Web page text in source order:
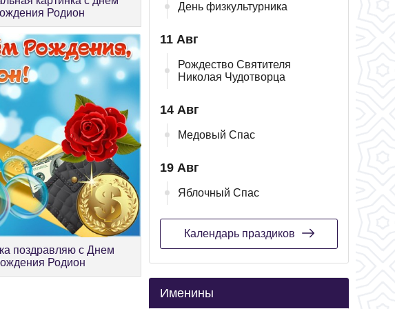
Родион
поздравляю с Днем
Родион
День физкультурника
11 Авг
Рождество Святителя
Николая Чудотворца
14 Авг
Медовый Спас
19 Авг
Яблочный Спас
Календарь праздиков
Именины